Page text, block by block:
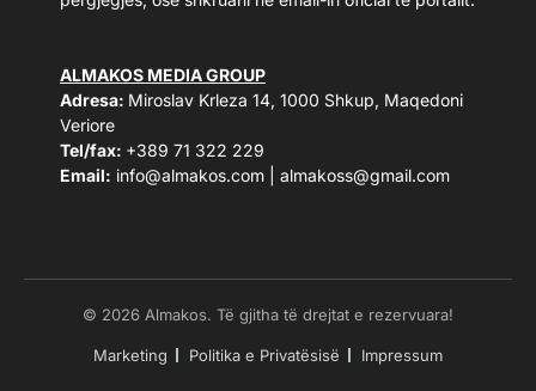
ALMAKOS MEDIA GROUP
Adresa: Miroslav Krleza 14, 1000 Shkup, Maqedoni
Veriore
Tel/fax: +389 71 322 229
Email: info@almakos.com almakoss@gmail.com
© 2026 Almakos. Të gjitha të drejtat e rezervuara!
Marketing Politika e Privatësisë Impressum